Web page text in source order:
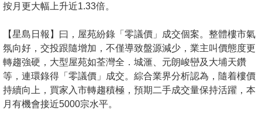
數
據
公
佈
置
業
按月更大幅上升近1.33倍。
【星島日報】曰，屋苑紛錄「零議價」成交個案。整體樓市氣
氛向好，交投跟隨增加，不僅導致盤源減少，業主叫價態度更
轉趨強硬，大型屋苑如荃灣全．城滙、元朗峻巒及大埔天鑽
等，連環錄得「零議價」成交。綜合業界分析認為，隨着樓價
持續向上，買家入市轉趨積極，預期二手成交量保持活躍，本
月有機會接近5000宗水平。